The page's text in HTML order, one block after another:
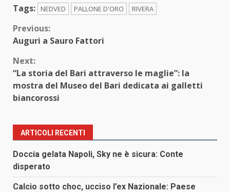
Tags: NEDVED PALLONE D'ORO RIVERA
Continue
Reading
Previous:
Auguri a Sauro Fattori
Next:
“La storia del Bari attraverso le maglie”: la
mostra del Museo del Bari dedicata ai galletti
biancorossi
ARTICOLI RECENTI
Doccia gelata Napoli, Sky ne è sicura: Conte
disperato
Calcio sotto choc, ucciso l’ex Nazionale: Paese